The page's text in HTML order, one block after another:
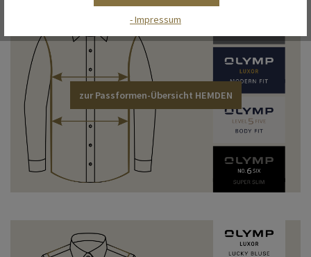
zur Passformen-Übersicht HEMDEN
- Impressum